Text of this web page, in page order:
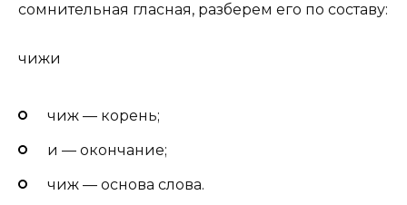
сомнительная гласная, разберем его по составу:
чижи
чиж — корень;
и — окончание;
чиж — основа слова.